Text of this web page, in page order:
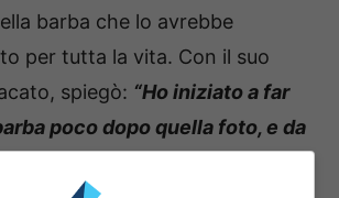
barba che lo avrebbe
per tutta la vita. Con il suo
spiegò: “Ho iniziato a far
poco dopo quella foto, e da